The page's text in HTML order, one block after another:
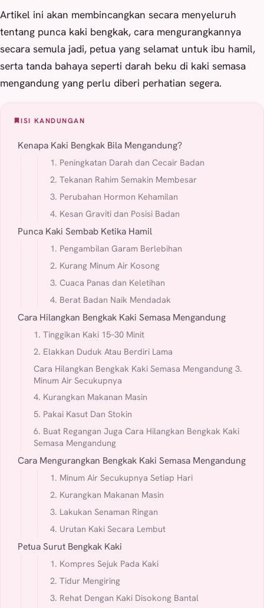
Artikel ini akan membincangkan secara menyeluruh
tentang punca kaki bengkak, cara mengurangkannya
secara semula jadi, petua yang selamat untuk ibu hamil,
serta tanda bahaya seperti darah beku di kaki semasa
mengandung yang perlu diberi perhatian segera.
ISI KANDUNGAN
Kenapa Kaki Bengkak Bila Mengandung?
1. Peningkatan Darah dan Cecair Badan
2. Tekanan Rahim Semakin Membesar
3. Perubahan Hormon Kehamilan
4. Kesan Graviti dan Posisi Badan
Punca Kaki Sembab Ketika Hamil
1. Pengambilan Garam Berlebihan
2. Kurang Minum Air Kosong
3. Cuaca Panas dan Keletihan
4. Berat Badan Naik Mendadak
Cara Hilangkan Bengkak Kaki Semasa Mengandung
1. Tinggikan Kaki 15–30 Minit
2. Elakkan Duduk Atau Berdiri Lama
Cara Hilangkan Bengkak Kaki Semasa Mengandung 3.
Minum Air Secukupnya
4. Kurangkan Makanan Masin
5. Pakai Kasut Dan Stokin
6. Buat Regangan Juga Cara Hilangkan Bengkak Kaki
Semasa Mengandung
Cara Mengurangkan Bengkak Kaki Semasa Mengandung
1. Minum Air Secukupnya Setiap Hari
2. Kurangkan Makanan Masin
3. Lakukan Senaman Ringan
4. Urutan Kaki Secara Lembut
Petua Surut Bengkak Kaki
1. Kompres Sejuk Pada Kaki
2. Tidur Mengiring
3. Rehat Dengan Kaki Disokong Bantal